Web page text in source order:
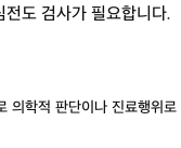
도 검사가 필요합니다.
의학적 판단이나 진료행위